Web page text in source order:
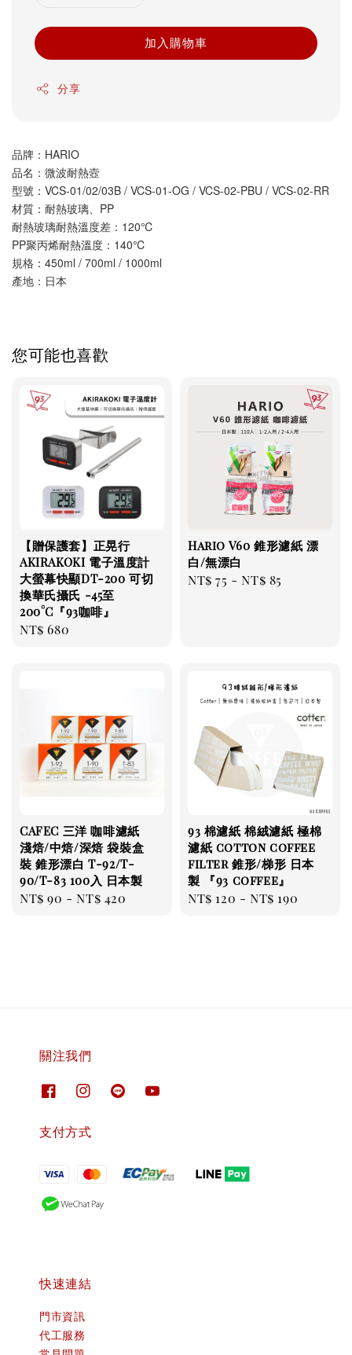
加入購物車
分享
品牌：HARIO
品名：微波耐熱壼
型號：VCS-01/02/03B / VCS-01-OG / VCS-02-PBU / VCS-02-RR
材質：耐熱玻璃、PP
耐熱玻璃耐熱溫度差：120℃
PP聚丙烯耐熱溫度：140℃
規格：450ml / 700ml / 1000ml
產地：日本
您可能也喜歡
【贈保護套】正晃行
AKIRAKOKI 電子溫度計
大螢幕快顯DT-200 可切
換華氏攝氏 -45至
200°C『93咖啡』
Regular
NT$ 680
Hario V60 錐形濾紙 漂
白/無漂白
Regular
NT$ 75 -NT$ 85
CAFEC 三洋 咖啡濾紙
淺焙/中焙/深焙 袋裝盒
裝 錐形漂白 T-92/T-
90/T-83 100入 日本製
Regular
NT$ 90 -NT$ 420
93 棉濾紙 棉絨濾紙 極棉
濾紙 cotton coffee
filter 錐形/梯形 日本
製 『93 coffee』
Regular
NT$ 120 -NT$ 190
關注我們
支付方式
快速連結
門市資訊
代工服務